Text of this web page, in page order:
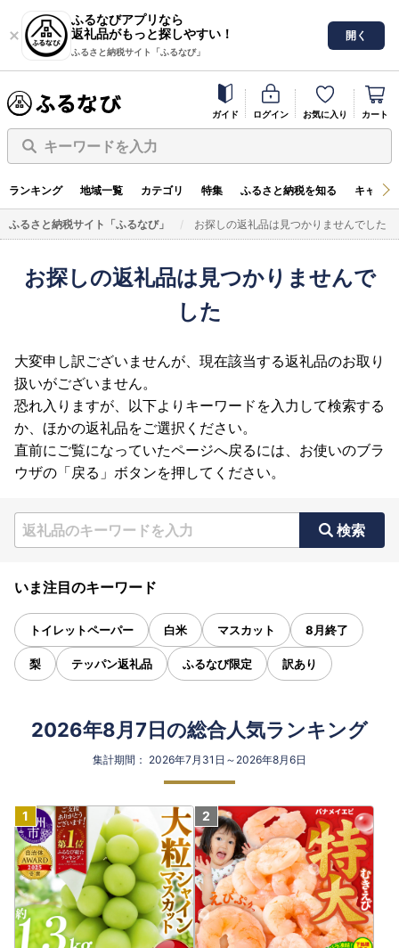
ふるなびアプリなら
返礼品がもっと探しやすい！
ふるさと納税サイト「ふるなび」
開く
ガイド ログイン お気に入り カート
キーワードを入力
ランキング 地域一覧 カテゴリ 特集 ふるさと納税を知る キャン
ふるさと納税サイト「ふるなび」 お探しの返礼品は見つかりませんでした
お探しの返礼品は見つかりませんで
した
大変申し訳ございませんが、現在該当する返礼品のお取り
扱いがございません。
恐れ入りますが、以下よりキーワードを入力して検索する
か、ほかの返礼品をご選択ください。
直前にご覧になっていたページへ戻るには、お使いのブラ
ウザの「戻る」ボタンを押してください。
検索
いま注目のキーワード
トイレットペーパー 白米 マスカット 8月終了
梨 テッパン返礼品 ふるなび限定 訳あり
2026年8月7日の総合人気ランキング
集計期間： 2026年7月31日～2026年8月6日